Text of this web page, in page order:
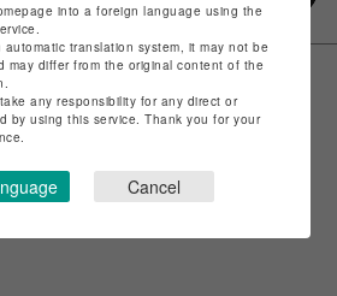
into a foreign language using the
translation system, it may not be
may differ from the original content of the
any responsibility for any direct or
by using this service. Thank you for your
Cancel